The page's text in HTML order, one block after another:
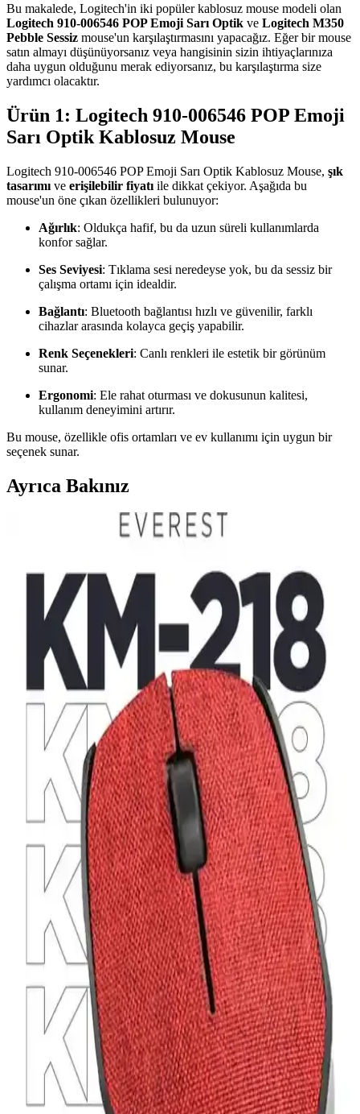
Bu makalede, Logitech'in iki popüler kablosuz mouse modeli olan
Logitech 910-006546 POP Emoji Sarı Optik ve Logitech M350
Pebble Sessiz mouse'un karşılaştırmasını yapacağız. Eğer bir mouse
satın almayı düşünüyorsanız veya hangisinin sizin ihtiyaçlarınıza
daha uygun olduğunu merak ediyorsanız, bu karşılaştırma size
yardımcı olacaktır.
Ürün 1: Logitech 910-006546 POP Emoji
Sarı Optik Kablosuz Mouse
Logitech 910-006546 POP Emoji Sarı Optik Kablosuz Mouse, şık
tasarımı ve erişilebilir fiyatı ile dikkat çekiyor. Aşağıda bu
mouse'un öne çıkan özellikleri bulunuyor:
Ağırlık: Oldukça hafif, bu da uzun süreli kullanımlarda
konfor sağlar.
Ses Seviyesi: Tıklama sesi neredeyse yok, bu da sessiz bir
çalışma ortamı için idealdir.
Bağlantı: Bluetooth bağlantısı hızlı ve güvenilir, farklı
cihazlar arasında kolayca geçiş yapabilir.
Renk Seçenekleri: Canlı renkleri ile estetik bir görünüm
sunar.
Ergonomi: Ele rahat oturması ve dokusunun kalitesi,
kullanım deneyimini artırır.
Bu mouse, özellikle ofis ortamları ve ev kullanımı için uygun bir
seçenek sunar.
Ayrıca Bakınız
Logitech M240 ve Signature M650 Kablosuz Mouse
Bu makalede Logitech M240 ve Signature M650 modellerinin
özellikleri, kullanım deneyimleri ve kullanıcı yorumları detaylı
şekilde karşılaştırılıyor. Ergonomi, pil ömrü ve bağlantı özellikleri
öne çıkıyor.
Kablosuz Mouse Seçiminde Dikkat Edilmesi
Gerekenler ve Güncel Trendler
Kablosuz mouse seçiminde bağlantı teknolojisi, pil ömrü, ergonomi
ve DPI gibi kriterler önemli. Güncel modeller ve trendler hakkında
bilgi edinerek doğru tercihi yapın.
Everest SM-300 ve SM-360 Kablosuz Mouse
Karşılaştırması ve Özellikleri
Everest SM-300 ve SM-360 modellerinin DPI, tasarım, sessizlik,
malzeme kalitesi ve kullanım özelliklerini detaylı karşılaştırıyoruz.
Logitech G305 Lightspeed Kablosuz Mouse: Yüksek
Performans ve Ergonomik Tasarım Özellikleri
G305 Lightspeed, hafif ve ergonomik tasarımıyla yüksek
performans sunar, kablosuz özgürlük ve uzun pil ömrüyle oyun ve
günlük kullanımda öne çıkar.
Logitech M170 ve M220 Kablosuz Mouse
Karşılaştırması: Özellikler ve Performans Analizi
Logitech M170 ve M220 kablosuz mouse modellerinin özellikleri,
performansları ve kullanıcı deneyimleri detaylı şekilde karşılaştırıldı.
Ergonomi, sessizlik ve pil ömrü gibi önemli noktalar ele alındı.
Xiaomi'nin Çift Modlu Kablosuz Bluetooth Mouse
Teknolojisinin Özellikleri ve Kullanım Alanları